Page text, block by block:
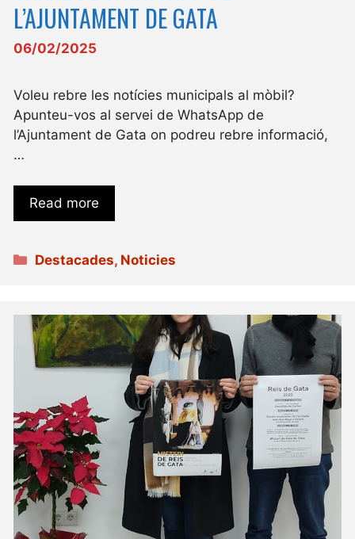
L’AJUNTAMENT DE GATA
06/02/2025
Voleu rebre les notícies municipals al mòbil?
Apunteu-vos al servei de WhatsApp de
l’Ajuntament de Gata on podreu rebre informació,
…
Read more
Categories
Destacades, Noticies